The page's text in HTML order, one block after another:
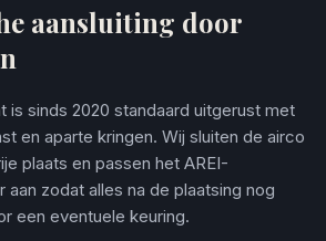
aansluiting door
is sinds 2020 standaard uitgerust met
en aparte kringen. Wij sluiten de airco
plaats en passen het AREI-
zodat alles na de plaatsing nog
een eventuele keuring.